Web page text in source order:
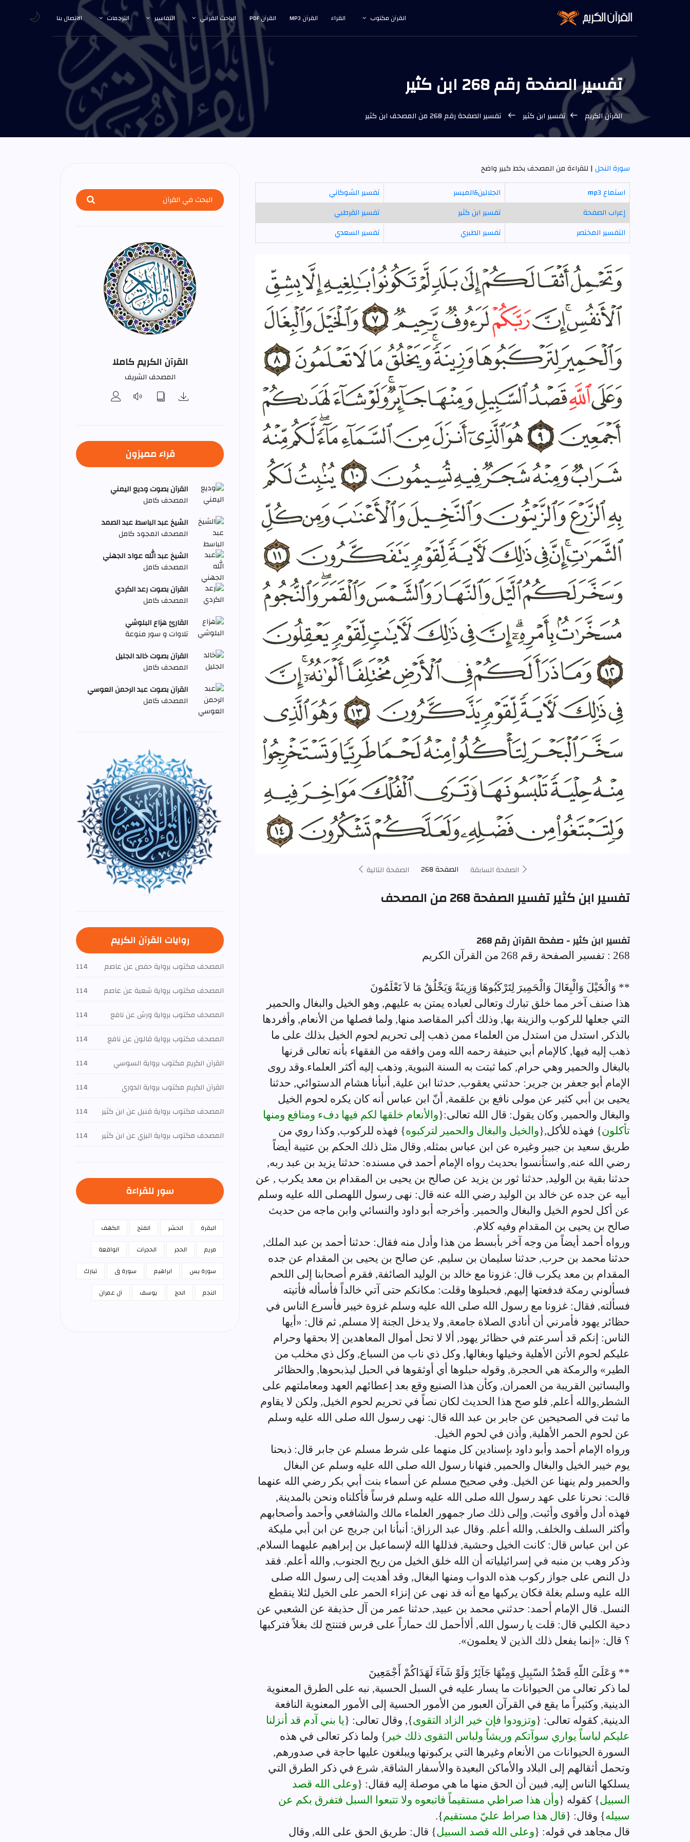
القرآن مكتوب القراء القرآن MP3 القرآن PDF الباحث القرآني التفاسير الترجمات الاتصال بنا
تفسير الصفحة رقم 268 ابن كثير
القرآن الكريم تفسير ابن كثير تفسير الصفحة رقم 268 من المصحف ابن كثير
سورة النحل| للقراءة من المصحف بخط كبير واضح
استماع mp3
الجلالين&الميسر
تفسير الشوكاني
إعراب الصفحة
تفسير ابن كثير
تفسير القرطبي
التفسير المختصر
تفسير الطبري تفسير السعدي
الصفحة السابقة الصفحة 268 الصفحة التالية
تفسير ابن كثير تفسير الصفحة 268 من المصحف
تفسير ابن كثير - صفحة القرآن رقم 268
268 : تفسير الصفحة رقم 268 من القرآن الكريم
** وَالْخَيْلَ وَالْبِغَالَ وَالْحَمِيرَ لِتَرْكَبُوهَا وَزِينَةً وَيَخْلُقُ مَا لاَ تَعْلَمُونَ
هذا صنف آخر مما خلق تبارك وتعالى لعباده يمتن به عليهم, وهو الخيل والبغال والحمير
التي جعلها للركوب والزينة بها, وذلك أكبر المقاصد منها, ولما فصلها من الأنعام, وأفردها
بالذكر, استدل من استدل من العلماء ممن ذهب إلى تحريم لحوم الخيل بذلك على ما
ذهب إليه فيها, كالإمام أبي حنيفة رحمه الله ومن وافقه من الفقهاء بأنه تعالى قرنها
بالبغال والحمير وهي حرام, كما ثبتت به السنة النبوية, وذهب إليه أكثر العلماء.وقد روى
الإمام أبو جعفر بن جرير: حدثني يعقوب, حدثنا ابن علية, أنبأنا هشام الدستوائي, حدثنا
يحيى بن أبي كثير عن مولى نافع بن علقمة, أنّ ابن عباس أنه كان يكره لحوم الخيل
والبغال والحمير, وكان يقول: قال الله تعالى:{والأنعام خلقها لكم فيها دفء ومنافع ومنها
تأكلون} فهذه للأكل,{والخيل والبغال والحمير لتركبوه} فهذه للركوب, وكذا روي من
طريق سعيد بن جبير وغيره عن ابن عباس بمثله, وقال مثل ذلك الحكم بن عتيبة أيضاً
رضي الله عنه, واستأنسوا بحديث رواه الإمام أحمد في مسنده: حدثنا يزيد بن عبد ربه,
حدثنا بقية بن الوليد, حدثنا ثور بن يزيد عن صالح بن يحيى بن المقدام بن معد يكرب , عن
أبيه عن جده عن خالد بن الوليد رضي الله عنه قال: نهى رسول اللهصلى الله عليه وسلم
عن أكل لحوم الخيل والبغال والحمير. وأخرجه أبو داود والنسائي وابن ماجه من حديث
صالح بن يحيى بن المقدام وفيه كلام.
ورواه أحمد أيضاً من وجه آخر بأبسط من هذا وأدل منه فقال: حدثنا أحمد بن عبد الملك,
حدثنا محمد بن حرب, حدثنا سليمان بن سليم, عن صالح بن يحيى بن المقدام عن جده
المقدام بن معد يكرب قال: غزونا مع خالد بن الوليد الصائفة, فقرم أصحابنا إلى اللحم
فسألوني رمكة فدفعتها إليهم, فحبلوها وقلت: مكانكم حتى آتي خالداً فأسأله فأتيته
فسألته, فقال: غزونا مع رسول الله صلى الله عليه وسلم غزوة خيبر فأسرع الناس في
حظائر يهود فأمرني أن أنادي الصلاة جامعة, ولا يدخل الجنة إلا مسلم, ثم قال: «أيها
الناس: إنكم قد أسرعتم في حظائر يهود, ألا لا تحل أموال المعاهدين إلا بحقها وحرام
عليكم لحوم الأتن الأهلية وخيلها وبغالها, وكل ذي ناب من السباع, وكل ذي مخلب من
الطير» والرمكة هي الحجرة, وقوله حبلوها أي أوثقوها في الحبل ليذبحوها, والحظائر
والبساتين القريبة من العمران, وكأن هذا الصنيع وقع بعد إعطائهم العهد ومعاملتهم على
الشطر,والله أعلم, فلو صح هذا الحديث لكان نصاً في تحريم لحوم الخيل, ولكن لا يقاوم
ما ثبت في الصحيحين عن جابر بن عبد الله قال: نهى رسول الله صلى الله عليه وسلم
عن لحوم الحمر الأهلية, وأذن في لحوم الخيل.
ورواه الإمام أحمد وأبو داود بإسنادين كل منهما على شرط مسلم عن جابر قال: ذبحنا
يوم خيبر الخيل والبغال والحمير, فنهانا رسول الله صلى الله عليه وسلم عن البغال
والحمير ولم ينهنا عن الخيل. وفي صحيح مسلم عن أسماء بنت أبي بكر رضي الله عنهما
قالت: نحرنا على عهد رسول الله صلى الله عليه وسلم فرساً فأكلناه ونحن بالمدينة,
فهذه أدل وأقوى وأثبت, وإلى ذلك صار جمهور العلماء مالك والشافعي وأحمد وأصحابهم
وأكثر السلف والخلف, والله أعلم. وقال عبد الرزاق: أنبأنا ابن جريج عن ابن أبي مليكة
عن ابن عباس قال: كانت الخيل وحشية, فذللها الله لإسماعيل بن إبراهيم عليهما السلام,
وذكر وهب بن منبه في إسرائيلياته أن الله خلق الخيل من ريح الجنوب, والله أعلم. فقد
دل النص على جواز ركوب هذه الدواب ومنها البغال, وقد أهديت إلى رسول الله صلى
الله عليه وسلم بغلة فكان يركبها مع أنه قد نهى عن إنزاء الحمر على الخيل لئلا ينقطع
النسل. قال الإمام أحمد: حدثني محمد بن عبيد, حدثنا عمر من آل حذيفة عن الشعبي عن
دحية الكلبي قال: قلت يا رسول الله, ألاأحمل لك حماراً على فرس فتنتج لك بغلاً فتركبها
؟ قال: «إنما يفعل ذلك الذين لا يعلمون».
** وَعَلَىَ اللّهِ قَصْدُ السّبِيلِ وَمِنْهَا جَآئِرٌ وَلَوْ شَآءَ لَهَدَاكُمْ أَجْمَعِينَ
لما ذكر تعالى من الحيوانات ما يسار عليه في السبل الحسية, نبه على الطرق المعنوية
الدينية, وكثيراً ما يقع في القرآن العبور من الأمور الحسية إلى الأمور المعنوية النافعة
الدينية, كقوله تعالى: {وتزودوا فإن خير الزاد التقوى}, وقال تعالى: {يا بني آدم قد أنزلنا
عليكم لباساً يواري سوآتكم وريشاً ولباس التقوى ذلك خير } ولما ذكر تعالى في هذه
السورة الحيوانات من الأنعام وغيرها التي يركبونها ويبلغون عليها حاجة في صدورهم,
وتحمل أثقالهم إلى البلاد والأماكن البعيدة والأسفار الشاقة, شرع في ذكر الطرق التي
يسلكها الناس إليه, فبين أن الحق منها ما هي موصلة إليه فقال: {وعلى الله قصد
السبيل} كقوله {وأن هذا صراطي مستقيماً فاتبعوه ولا تتبعوا السبل فتفرق بكم عن
سبيله} وقال: {قال هذا صراط عليّ مستقيم}.
قال مجاهد في قوله: {وعلى الله قصد السبيل} قال: طريق الحق على الله, وقال
القرآن الكريم كاملا
المصحف الشريف
قراء مميزون
القرآن بصوت وديع اليمني
المصحف كامل
الشيخ عبد الباسط عبد الصمد
المصحف المجود كامل
الشيخ عبد الله عواد الجهني
المصحف كامل
القرآن بصوت رعد الكردي
المصحف كامل
القارئ هزاع البلوشي
تلاوات و سور منوعة
القرآن بصوت خالد الجليل
المصحف كامل
القرآن بصوت عبد الرحمن العوسي
المصحف كامل
روايات القرآن الكريم
المصحف مكتوب برواية حفص عن عاصم
114
المصحف مكتوب برواية شعبة عن عاصم
114
المصحف مكتوب برواية ورش عن نافع
114
المصحف مكتوب برواية قالون عن نافع
114
القرآن الكريم مكتوب برواية السوسي
114
القرآن الكريم مكتوب برواية الدوري
114
المصحف مكتوب برواية قنبل عن ابن كثير
114
المصحف مكتوب برواية البزي عن ابن كثير
114
سور للقراءة
البقرة الحشر الفتح
الكهف
مريم
الحجر الحجرات
الواقعة
سورة يس
ابراهيم سورة ق
تبارك
النجم
الحج يوسف آل عمران
🌙